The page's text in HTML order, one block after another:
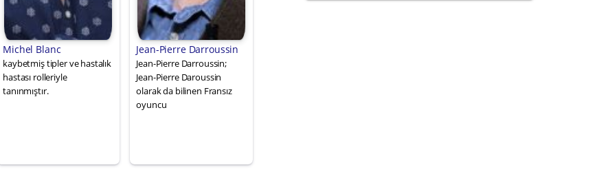
Michel Blanc
kaybetmiş tipler ve hastalık
hastası rolleriyle
tanınmıştır.
Jean-Pierre Darroussin
Jean-Pierre Darroussin;
Jean-Pierre Daroussin
olarak da bilinen Fransız
oyuncu